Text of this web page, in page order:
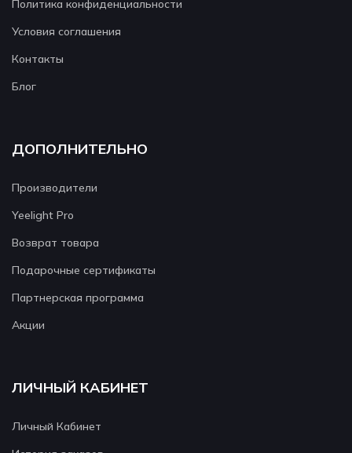
Политика конфиденциальности
Условия соглашения
Контакты
Блог
ДОПОЛНИТЕЛЬНО
Производители
Yeelight Pro
Возврат товара
Подарочные сертификаты
Партнерская программа
Акции
ЛИЧНЫЙ КАБИНЕТ
Личный Кабинет